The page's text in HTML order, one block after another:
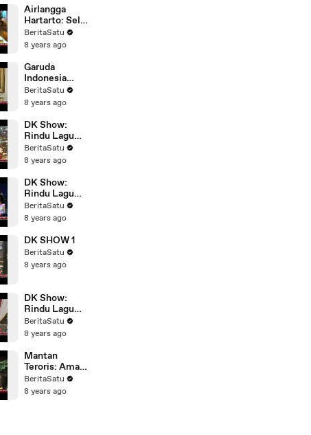
Terorisme
Airlangga
Hartarto: Sel
Tahanan
Khusus
Masuk RUU
BeritaSatu
8 years ago
Garuda
Indonesia
Tingkatkan
Pengamanan
Bom
BeritaSatu
8 years ago
DK Show:
Rindu Lagu
Anak #3
BeritaSatu
8 years ago
DK Show:
Rindu Lagu
Anak #4
BeritaSatu
8 years ago
DK SHOW 1
BeritaSatu
8 years ago
DK Show:
Rindu Lagu
Anak #2
BeritaSatu
8 years ago
Mantan
Teroris: Aman
Abdurrahman
Sangat
BeritaSatu
8 years ago